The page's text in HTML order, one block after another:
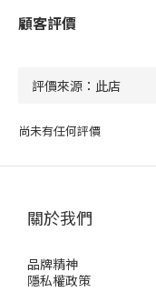
顧客評價
尚未有任何評價
關於我們
品牌精神
隱私權政策